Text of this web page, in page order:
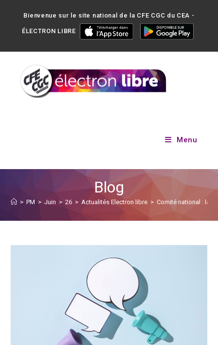
Bienvenue sur le site national de la CFE CGC du CEA -
ÉLECTRON LIBRE
Menu
Blog
> PM > Juin > 26 > Actualités Electron libre > Comité national : la